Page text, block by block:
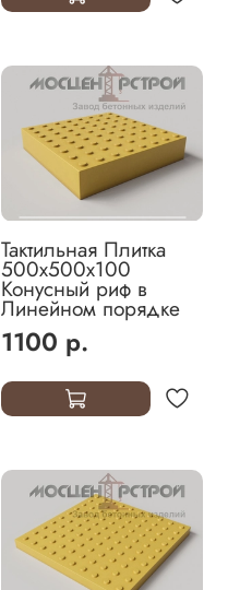
Тактильная Плитка
500х500х100
Конусный риф в
Линейном порядке
1100 р.